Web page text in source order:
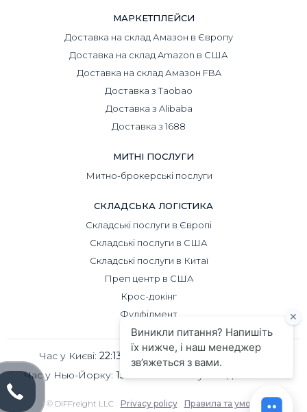
МАРКЕТПЛЕЙСИ
Доставка на склад Амазон в Європу
Доставка на склад Amazon в США
Доставка на склад Амазон FBA
Доставка з Taobao
Доставка з Alibaba
Доставка з 1688
МИТНІ ПОСЛУГИ
Митно-брокерські послуги
СКЛАДСЬКА ЛОГІСТИКА
Складські послуги в Європі
Складські послуги в США
Складські послуги в Китаї
Преп центр в США
Крос-докінг
Фулфілмент
© DiFFreight LLC Privacy policy Правила та умови
Час у Києві: 22:13 Час у Пекіні:
03:13
Час у Нью-Йорку: 15:13